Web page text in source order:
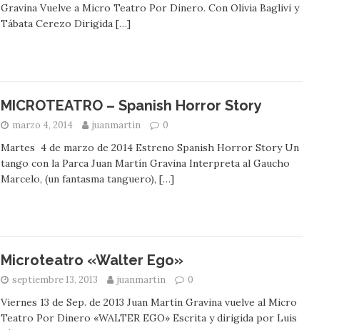
Gravina Vuelve a Micro Teatro Por Dinero. Con Olivia Baglivi y
Tábata Cerezo Dirigida […]
MICROTEATRO – Spanish Horror Story
marzo 4, 2014 juanmartin 0
Martes 4 de marzo de 2014 Estreno Spanish Horror Story Un
tango con la Parca Juan Martín Gravina Interpreta al Gaucho
Marcelo, (un fantasma tanguero), […]
Microteatro «Walter Ego»
septiembre 13, 2013 juanmartin 0
Viernes 13 de Sep. de 2013 Juan Martín Gravina vuelve al Micro
Teatro Por Dinero «WALTER EGO» Escrita y dirigida por Luis